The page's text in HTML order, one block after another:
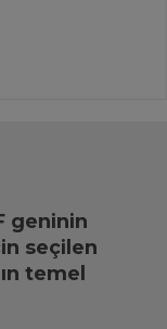
geninin
seçilen
temel